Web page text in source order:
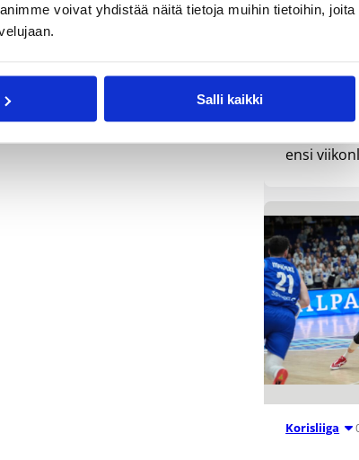
voivat yhdistää näitä tietoja muihin tietoihin, joita
Salli kaikki
pelatun
Suomi
ensi
Korisliiga